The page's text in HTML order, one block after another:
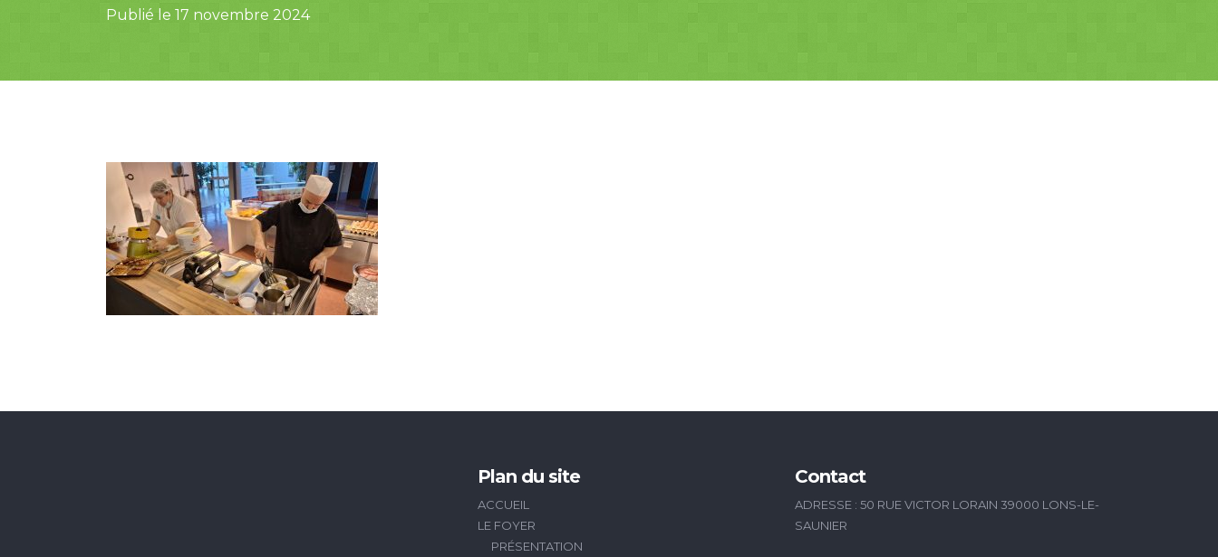
Publié le 17 novembre 2024
Plan du site
ACCUEIL
LE FOYER
PRÉSENTATION
Contact
ADRESSE : 50 RUE VICTOR LORAIN 39000 LONS-LE-
SAUNIER